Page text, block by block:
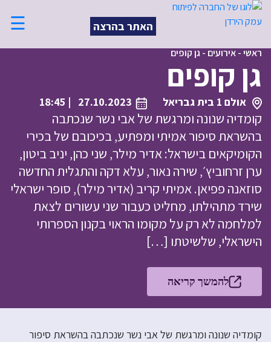
האתר בהרצה ☰
ראשי-אירועים -גן קופים
גן קופים
אולם 1 בית גבריאל 27.10.2023
| 18:45
קומדיה שנונה ומרגשת של אבי נשר שנכתבה
בהשראת סיפור אמיתי ומפתיע, בכיכובם של בכירי
הקומיקאים בישראל: אדיר מילר, שני כהן, יניב ביטון,
ערן זרחוביץ׳, שירה נאור, עלא דקה והתגלית החדשה
סוזאנה פפיאן. אמיתי קריב (אדיר מילר), סופר ישראלי
שירד מתהילתו, מחליט כעבור שני עשורים לצאת
למלחמה לא רק על מקומו הראוי בקנון הספרותי
הישראלי, שלשיטתו […]
להמשך קריאה
קומדיה שנונה ומרגשת של אבי נשר שנכתבה בהשראת סיפור